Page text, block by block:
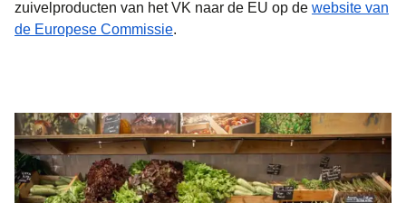
zuivelproducten van het VK naar de EU op de website van
de Europese Commissie(.